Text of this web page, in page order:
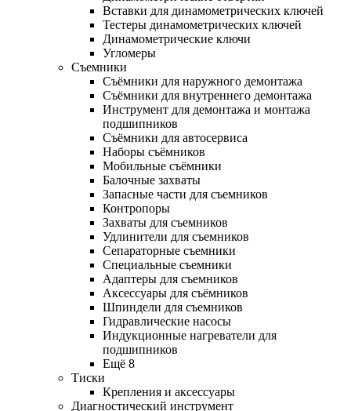
Вставки для динамометрических ключей
Тестеры динамометрических ключей
Динамометрические ключи
Угломеры
Съемники
Съёмники для наружного демонтажа
Съёмники для внутреннего демонтажа
Инструмент для демонтажа и монтажа
подшипников
Съёмники для автосервиса
Наборы съёмников
Мобильные съёмники
Балочные захваты
Запасные части для съемников
Контропоры
Захваты для съемников
Удлинители для съемников
Сепараторные съемники
Специальные съемники
Адаптеры для съемников
Аксессуары для съёмников
Шпиндели для съемников
Гидравлические насосы
Индукционные нагреватели для
подшипников
Ещё 8
Тиски
Крепления и аксессуары
Диагностический инструмент